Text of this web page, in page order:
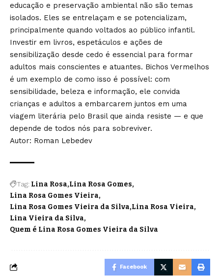
educação e preservação ambiental não são temas
isolados. Eles se entrelaçam e se potencializam,
principalmente quando voltados ao público infantil.
Investir em livros, espetáculos e ações de
sensibilização desde cedo é essencial para formar
adultos mais conscientes e atuantes. Bichos Vermelhos
é um exemplo de como isso é possível: com
sensibilidade, beleza e informação, ele convida
crianças e adultos a embarcarem juntos em uma
viagem literária pelo Brasil que ainda resiste — e que
depende de todos nós para sobreviver.
Autor: Roman Lebedev
Tag: Lina Rosa Lina Rosa Gomes
Lina Rosa Gomes Vieira
Lina Rosa Gomes Vieira da Silva Lina Rosa Vieira
Lina Vieira da Silva
Quem é Lina Rosa Gomes Vieira da Silva
Facebook